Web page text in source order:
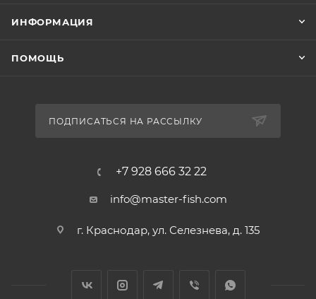
ИНФОРМАЦИЯ
ПОМОЩЬ
ПОДПИСАТЬСЯ НА РАССЫЛКУ
+7 928 666 32 22
info@master-fish.com
г. Краснодар, ул. Селезнева, д. 135